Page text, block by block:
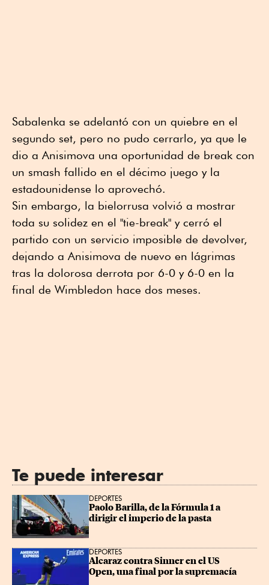
Sabalenka se adelantó con un quiebre en el
segundo set, pero no pudo cerrarlo, ya que le
dio a Anisimova una oportunidad de break con
un smash fallido en el décimo juego y la
estadounidense lo aprovechó.
Sin embargo, la bielorrusa volvió a mostrar
toda su solidez en el "tie-break" y cerró el
partido con un servicio imposible de devolver,
dejando a Anisimova de nuevo en lágrimas
tras la dolorosa derrota por 6-0 y 6-0 en la
final de Wimbledon hace dos meses.
Te puede interesar
DEPORTES
Paolo Barilla, de la Fórmula 1 a
dirigir el imperio de la pasta
DEPORTES
Alcaraz contra Sinner en el US
Open, una final por la supremacía